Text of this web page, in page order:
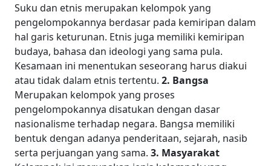
Suku dan etnis merupakan kelompok yang
pengelompokannya berdasar pada kemiripan dalam
hal garis keturunan. Etnis juga memiliki kemiripan
budaya, bahasa dan ideologi yang sama pula.
Kesamaan ini menentukan seseorang harus diakui
atau tidak dalam etnis tertentu. 2. Bangsa
Merupakan kelompok yang proses
pengelompokannya disatukan dengan dasar
nasionalisme terhadap negara. Bangsa memiliki
bentuk dengan adanya penderitaan, sejarah, nasib
serta perjuangan yang sama. 3. Masyarakat